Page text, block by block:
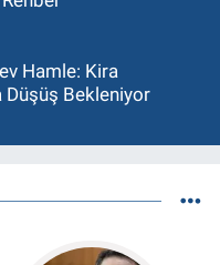
Hamle: Kira
Düşüş Bekleniyor